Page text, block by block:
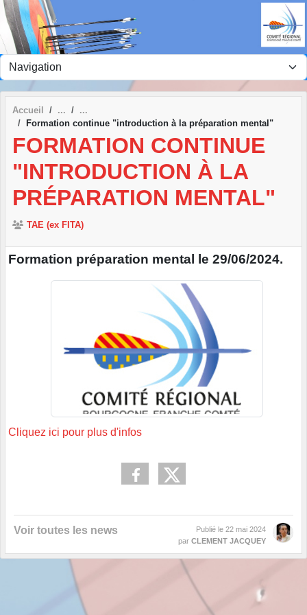
Accueil
Formation continue "introduction à la préparation mental"
FORMATION CONTINUE
"INTRODUCTION À LA
PRÉPARATION MENTAL"
TAE (ex FITA)
Formation préparation mental le 29/06/2024.
Cliquez ici pour plus d'infos
Voir toutes les news Publié le 22 mai 2024
par CLEMENT JACQUEY
Panneau de gestion des cookies